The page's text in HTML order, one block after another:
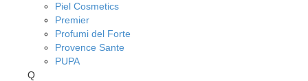
Piel Cosmetics
Premier
Profumi del Forte
Provence Sante
PUPA
Q